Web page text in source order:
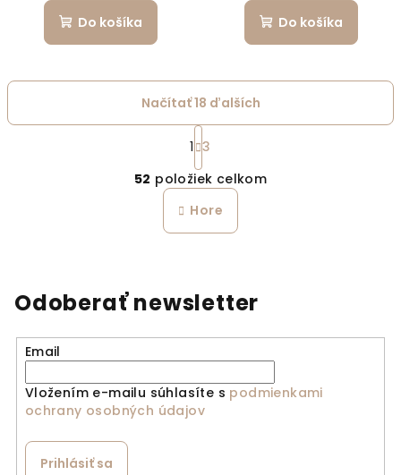
Do košíka Do košíka
Ovládacie prvky
Načítať 18 ďalších
Stránkovanie
1 3
52 položiek celkom
Hore
Odoberať newsletter
Email
Vložením e-mailu súhlasíte s podmienkami
ochrany osobných údajov
Prihlásiť sa